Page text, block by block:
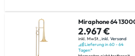
Miraphone 64
2.967 €
inkl. MwSt., inkl. Versand
Lieferung in 60 - 64
Tagen*